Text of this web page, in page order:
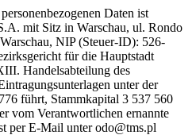
Daten ist
mit Sitz in Warschau, ul. Rondo
NIP (Steuer-ID): 526-
für die Hauptstadt
Handelsabteilung des
unter der
führt, Stammkapital 3 537 560
vom Verantwortlichen ernannte
per E-Mail unter odo@tms.pl